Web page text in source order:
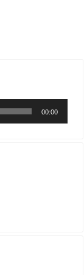
00:00